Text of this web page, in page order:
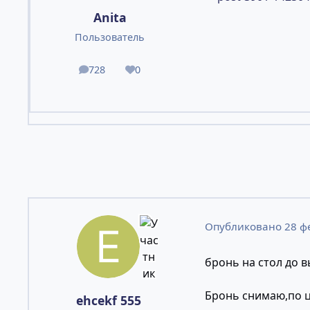
Anita
Пользователь
728
сообщения
0
Репутация
ehcekf 555
Опубликовано 28
бронь на стол до
Бронь снимаю,по